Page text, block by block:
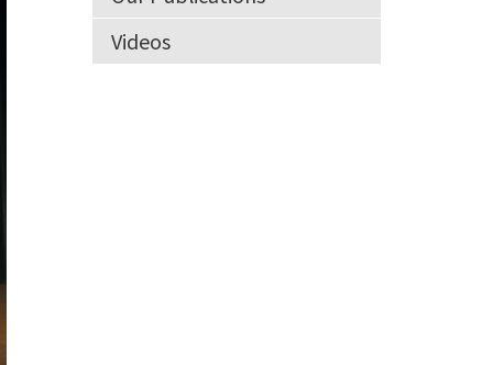
Videos